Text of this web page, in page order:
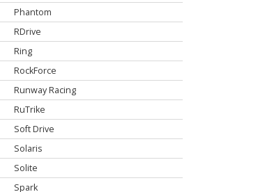
Phantom
RDrive
Ring
RockForce
Runway Racing
RuTrike
Soft Drive
Solaris
Solite
Spark